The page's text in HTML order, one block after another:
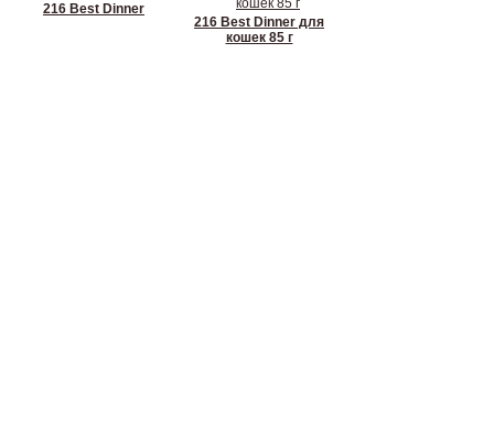
216 Best Dinner
216 Best Dinner для
кошек 85 г